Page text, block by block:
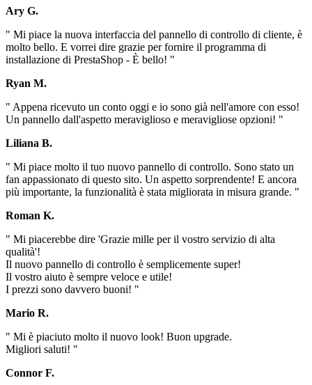
Ary G.
" Mi piace la nuova interfaccia del pannello di controllo di cliente, è
molto bello. E vorrei dire grazie per fornire il programma di
installazione di PrestaShop - È bello! "
Ryan M.
" Appena ricevuto un conto oggi e io sono già nell'amore con esso!
Un pannello dall'aspetto meraviglioso e meravigliose opzioni! "
Liliana B.
" Mi piace molto il tuo nuovo pannello di controllo. Sono stato un
fan appassionato di questo sito. Un aspetto sorprendente! E ancora
più importante, la funzionalità è stata migliorata in misura grande. "
Roman K.
" Mi piacerebbe dire 'Grazie mille per il vostro servizio di alta
qualità'!
Il nuovo pannello di controllo è semplicemente super!
Il vostro aiuto è sempre veloce e utile!
I prezzi sono davvero buoni! "
Mario R.
" Mi è piaciuto molto il nuovo look! Buon upgrade.
Migliori saluti! "
Connor F.